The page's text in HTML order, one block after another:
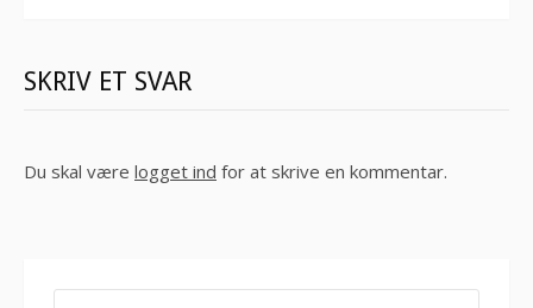
SKRIV ET SVAR
Du skal være logget ind for at skrive en kommentar.